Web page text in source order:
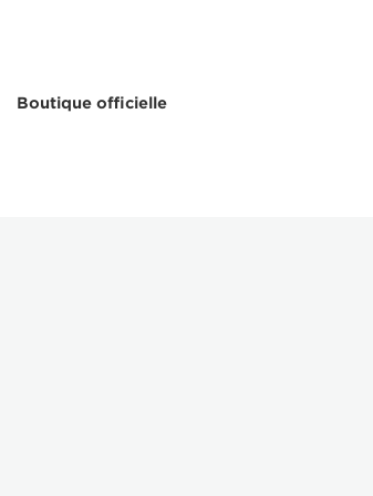
Boutique officielle